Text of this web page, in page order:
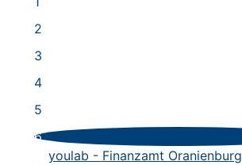
2
3
4
5
6
youlab - Finanzamt Oranienburg